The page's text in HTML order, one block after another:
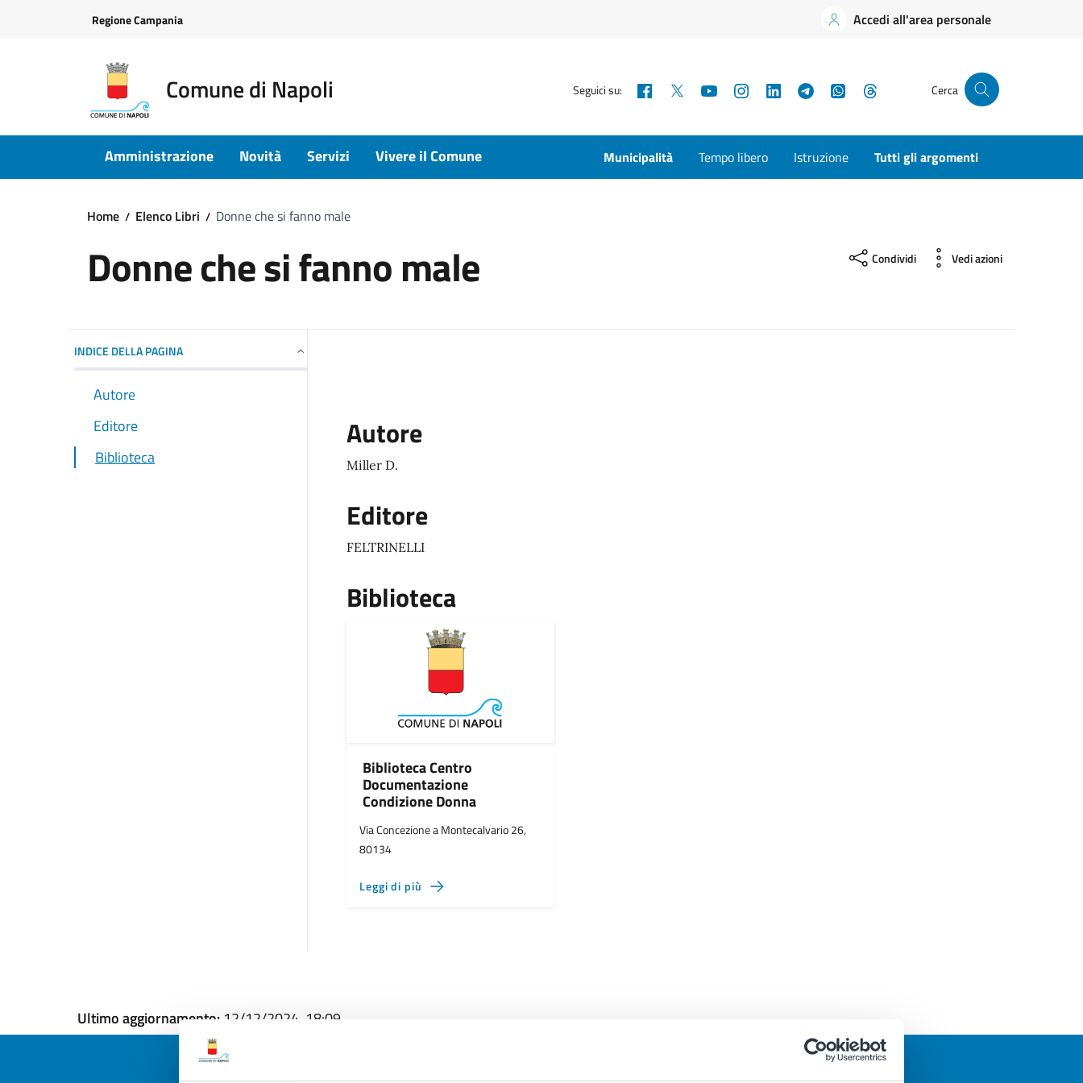
Regione Campania Accedi all'area personale
Comune di Napoli Seguici su: Facebook YouTubeInstagramLinkedInTelegramWhatsApp Cerca
Amministrazione Novità Servizi Vivere il Comune Municipalità Tempo libero Istruzione Tutti gli argomenti
Home Elenco Libri Donne che si fanno male
Donne che si fanno male Condividi Vedi azioni
INDICE DELLA PAGINA
Autore
Editore
Biblioteca
Autore
Miller D.
Editore
FELTRINELLI
Biblioteca
Biblioteca Centro
Documentazione
Condizione Donna
Via Concezione a Montecalvario 26,
80134
Leggi di più
Ultimo aggiornamento: 12/12/2024, 18:09